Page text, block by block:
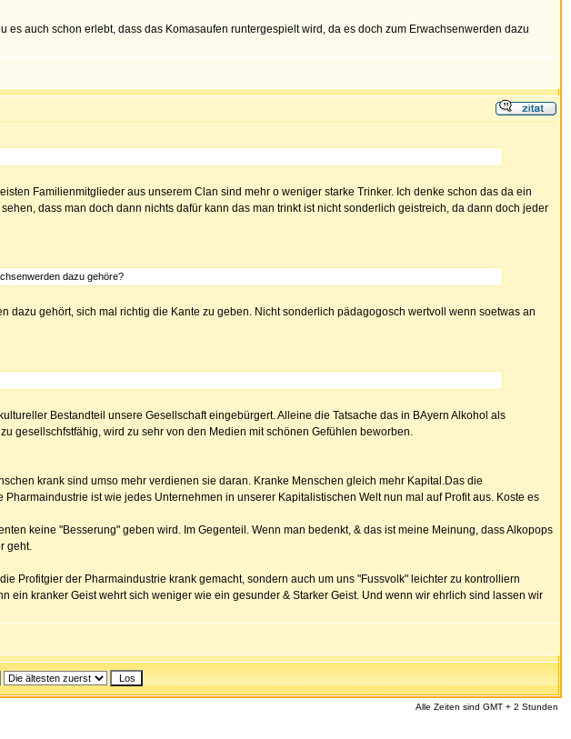
auch schon erlebt, dass das Komasaufen runtergespielt wird, da es doch zum Erwachsenwerden dazu
Familienmitglieder aus unserem Clan sind mehr o weniger starke Trinker. Ich denke schon das da ein
dass man doch dann nichts dafür kann das man trinkt ist nicht sonderlich geistreich, da dann doch jeder
dazu gehöre?
gehört, sich mal richtig die Kante zu geben. Nicht sonderlich pädagogosch wertvoll wenn soetwas an
Bestandteil unsere Gesellschaft eingebürgert. Alleine die Tatsache das in BAyern Alkohol als
gesellschfstfähig, wird zu sehr von den Medien mit schönen Gefühlen beworben.
krank sind umso mehr verdienen sie daran. Kranke Menschen gleich mehr Kapital.Das die
ist wie jedes Unternehmen in unserer Kapitalistischen Welt nun mal auf Profit aus. Koste es
keine "Besserung" geben wird. Im Gegenteil. Wenn man bedenkt, & das ist meine Meinung, dass Alkopops
geht.
Profitgier der Pharmaindustrie krank gemacht, sondern auch um uns "Fussvolk" leichter zu kontrolliern
kranker Geist wehrt sich weniger wie ein gesunder & Starker Geist. Und wenn wir ehrlich sind lassen wir
Alle Zeiten sind GMT + 2 Stunden